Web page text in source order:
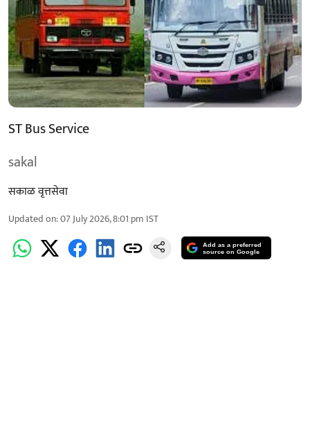
ST Bus Service
sakal
सकाळ वृत्तसेवा
Updated on:07 July 2026, 8:01 pm IST
Add as a preferred
source on Google